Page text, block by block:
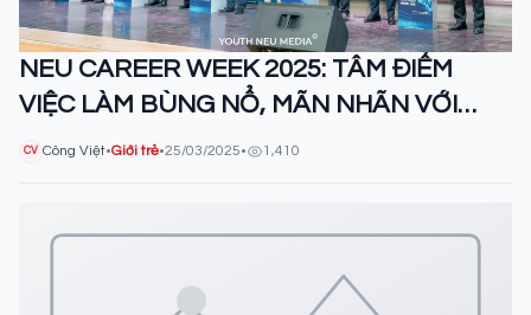
NEU CAREER WEEK 2025: TÂM ĐIỂM
VIỆC LÀM BÙNG NỔ, MÃN NHÃN VỚI
HƠN 6000 NGƯỜI THAM DỰ
CV Công Việt•Giới trẻ•25/03/2025• 1,410